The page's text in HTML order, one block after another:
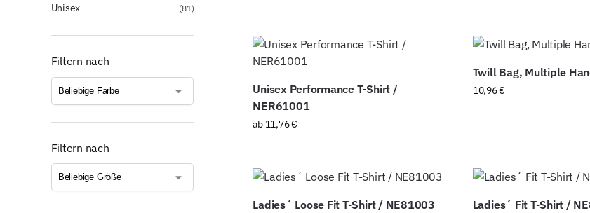
Unisex Performance T-Shirt /
NER61001
ab 11,76€
Twill Bag, Multiple
10,96€
Ladies´ Loose Fit T-Shirt / NE81003 Ladies´ Fit T-Shirt /
Unisex (81)
Filtern nach
Filtern nach